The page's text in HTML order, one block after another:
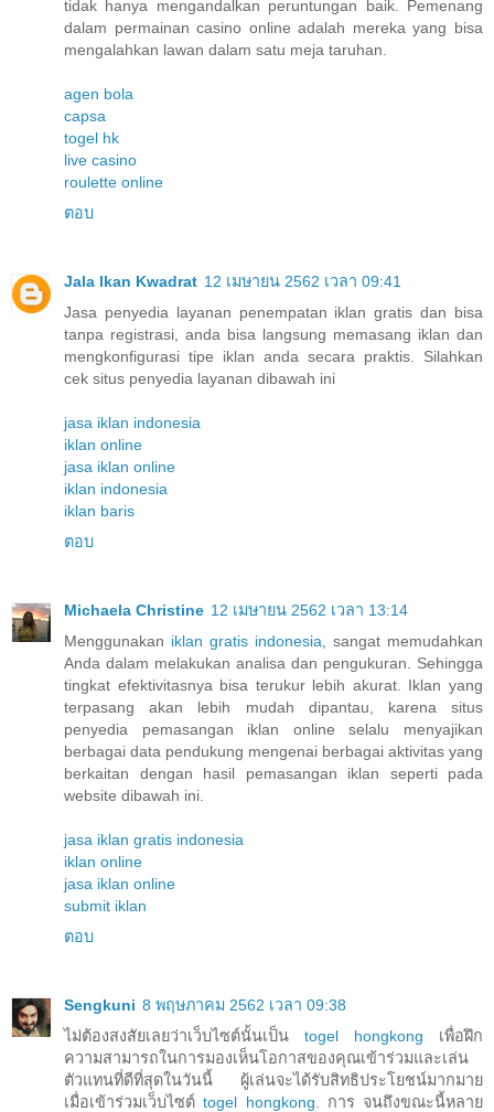
tidak hanya mengandalkan peruntungan baik. Pemenang
dalam permainan casino online adalah mereka yang bisa
mengalahkan lawan dalam satu meja taruhan.
agen bola
capsa
togel hk
live casino
roulette online
ตอบ
Jala Ikan Kwadrat 12 เมษายน 2562 เวลา 09:41
Jasa penyedia layanan penempatan iklan gratis dan bisa
tanpa registrasi, anda bisa langsung memasang iklan dan
mengkonfigurasi tipe iklan anda secara praktis. Silahkan
cek situs penyedia layanan dibawah ini
jasa iklan indonesia
iklan online
jasa iklan online
iklan indonesia
iklan baris
ตอบ
Michaela Christine 12 เมษายน 2562 เวลา 13:14
Menggunakan iklan gratis indonesia , sangat memudahkan
Anda dalam melakukan analisa dan pengukuran. Sehingga
tingkat efektivitasnya bisa terukur lebih akurat. Iklan yang
terpasang akan lebih mudah dipantau, karena situs
penyedia pemasangan iklan online selalu menyajikan
berbagai data pendukung mengenai berbagai aktivitas yang
berkaitan dengan hasil pemasangan iklan seperti pada
website dibawah ini.
jasa iklan gratis indonesia
iklan online
jasa iklan online
submit iklan
ตอบ
Sengkuni 8 พฤษภาคม 2562 เวลา 09:38
ไม่ต้องสงสัยเลยว่าเว็บไซต์นั้นเป็น togel hongkong เพื่อฝึก
ความสามารถในการมองเห็นโอกาสของคุณเข้าร่วมและเล่น
ตัวแทนที่ดีที่สุดในวันนี้ ผู้เล่นจะได้รับสิทธิประโยชน์มากมาย
เมื่อเข้าร่วมเว็บไซต์togel hongkong . การ จนถึงขณะนี้หลาย